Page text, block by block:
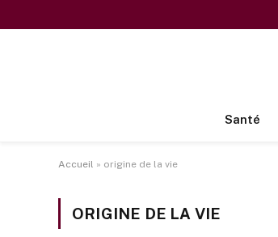
Santé
Accueil » origine de la vie
ORIGINE DE LA VIE